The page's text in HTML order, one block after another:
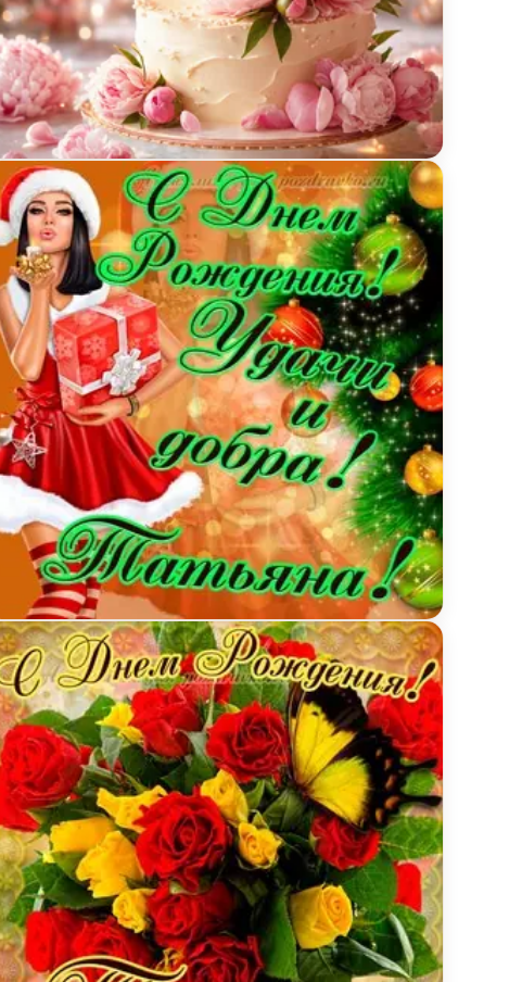
шарами
птичкой и цветами
с Днем Рождения Татьяне с тортом и пионами
с Днем Рождения Татьяне с пожеланием и